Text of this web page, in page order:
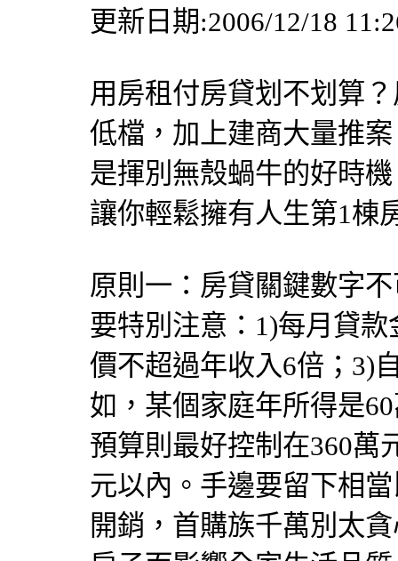
更新日期:2006/12/18
用房租付房貸划不划算
低檔，加上建商大量推
是揮別無殼蝸牛的好時
讓你輕鬆擁有人生第1棟
原則一：房貸關鍵數字
要特別注意：1)每月貸
價不超過年收入6倍；3)
如，某個家庭年所得是
預算則最好控制在360萬
元以內。手邊要留下相
開銷，首購族千萬別太